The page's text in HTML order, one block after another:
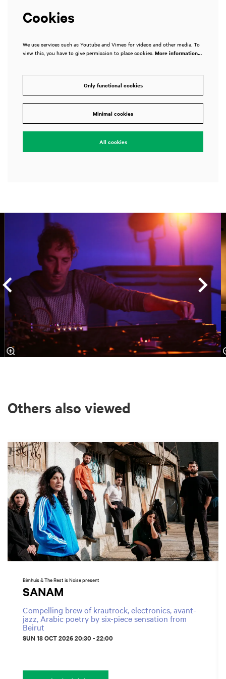
Cookies
We use services such as Youtube and Vimeo for videos and other media. To
view this, you have to give permission to place cookies. More information…
Only functional cookies
Minimal cookies
All cookies
Others also viewed
SANAM
Bimhuis & The Rest is Noise present
Compelling brew of krautrock, electronics, avant-
jazz, Arabic poetry by six-piece sensation from
Beirut
SUN 18 OCT 202620:30 - 22:00